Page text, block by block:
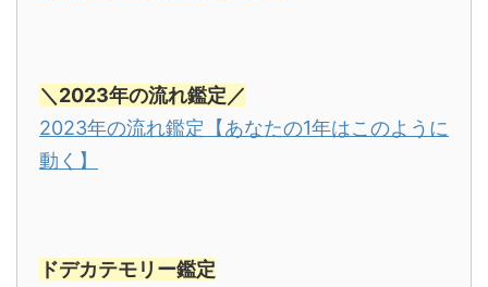
＼2023年の流れ鑑定／
2023年の流れ鑑定【あなたの1年はこのように
動く】
ドデカテモリー鑑定